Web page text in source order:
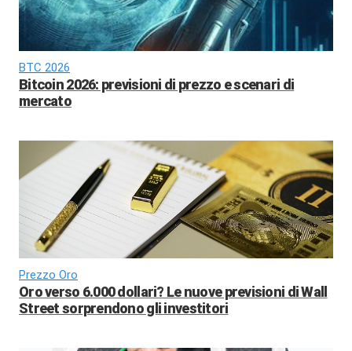
BTC 2026
Bitcoin 2026: previsioni di prezzo e scenari di
mercato
Prezzo Oro
Oro verso 6.000 dollari? Le nuove previsioni di Wall
Street sorprendono gli investitori